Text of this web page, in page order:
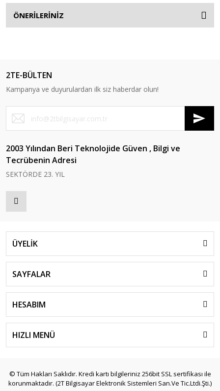
ÖNERİLERİNİZ
2TE-BÜLTEN
Kampanya ve duyurulardan ilk siz haberdar olun!
2003 Yılından Beri Teknolojide Güven , Bilgi ve
Tecrübenin Adresi
SEKTÖRDE 23. YIL
ÜYELİK
SAYFALAR
HESABIM
HIZLI MENÜ
© Tüm Hakları Saklıdır. Kredi kartı bilgileriniz 256bit SSL sertifikası ile
korunmaktadır. (2T Bilgisayar Elektronik Sistemleri San.Ve Tic.Ltdi.Şti.)